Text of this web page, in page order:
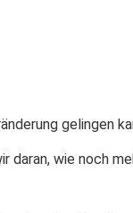
gelingen
wie noch